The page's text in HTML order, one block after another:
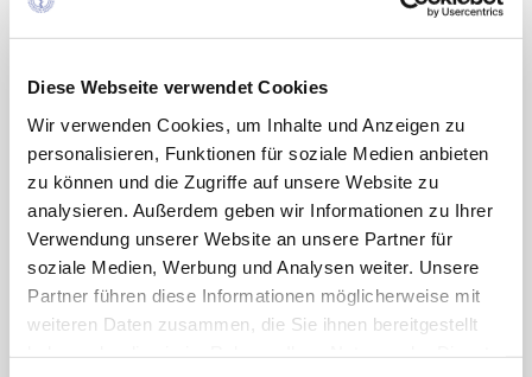
Diese Webseite verwendet Cookies
Wir verwenden Cookies, um Inhalte und Anzeigen zu
personalisieren, Funktionen für soziale Medien anbieten
zu können und die Zugriffe auf unsere Website zu
analysieren. Außerdem geben wir Informationen zu Ihrer
Verwendung unserer Website an unsere Partner für
soziale Medien, Werbung und Analysen weiter. Unsere
Partner führen diese Informationen möglicherweise mit
weiteren Daten zusammen, die Sie ihnen bereitgestellt
In der Rubrik
erscheint
der vierte Beitrag der Artikelserie, die Sie
Arzneimitteln kritisch zu lesen und sich Ihre
eigene, evidenzbasierte Meinung zu bilden. In
dieser Folge geht es um den Umgang mit
fehlenden Daten. Wer evidenzbasiert
argumentiert, verlässt sich auf Studien – doch
was, wenn ein Viertel der Daten fehlt?
UnterNeue Leitlinienerscheinen zwei neue
Beiträge zu den aktualisierten S3-Leitlinien